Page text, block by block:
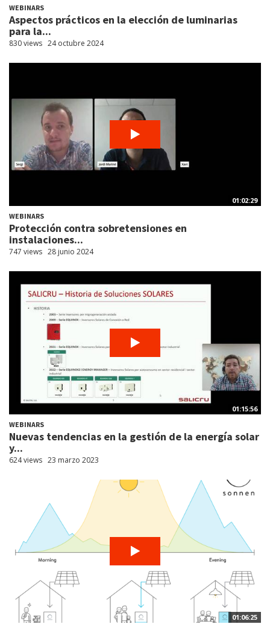
WEBINARS
Aspectos prácticos en la elección de luminarias
para la...
830 views 24 octubre 2024
01:02:29
WEBINARS
Protección contra sobretensiones en
instalaciones...
747 views 28 junio 2024
01:15:56
WEBINARS
Nuevas tendencias en la gestión de la energía solar
y...
624 views 23 marzo 2023
01:06:25